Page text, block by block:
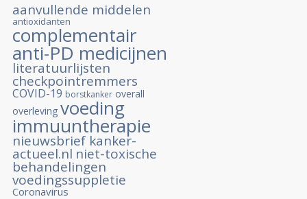
aanvullende middelen
antioxidanten
complementair
anti-PD medicijnen
literatuurlijsten
checkpointremmers
COVID-19 borstkanker overall
overleving voeding
immuuntherapie
nieuwsbrief kanker-
actueel.nl niet-toxische
behandelingen
voedingssuppletie
Coronavirus